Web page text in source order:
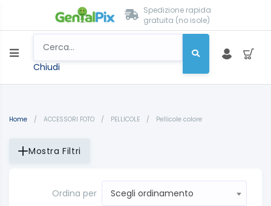
Spedizione rapida
gratuita (no isole)
Chiudi
Home / ACCESSORI FOTO / PELLICOLE / Pellicole colore
Mostra Filtri
Ordina per Scegli ordinamento